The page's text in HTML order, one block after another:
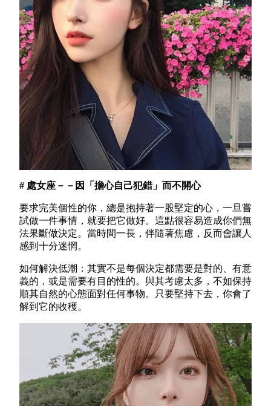
# 處女座－－因「擔心自己犯錯」而不開心
要求完美個性的你，總是抱持著一股堅定的心，一旦嘗
試做一件事情，就要把它做好。這點很容易造成你們無
法果斷做決定。當時間一長，伴隨著焦慮，反而會讓人
感到十分迷惘。
如何解決低潮：其實不是每個決定都需要是對的、有意
義的，或是需要有目的性的。與其考慮太多，不如保持
順其自然的心態面對任何事物。只要堅持下去，你會了
解到它的收穫。